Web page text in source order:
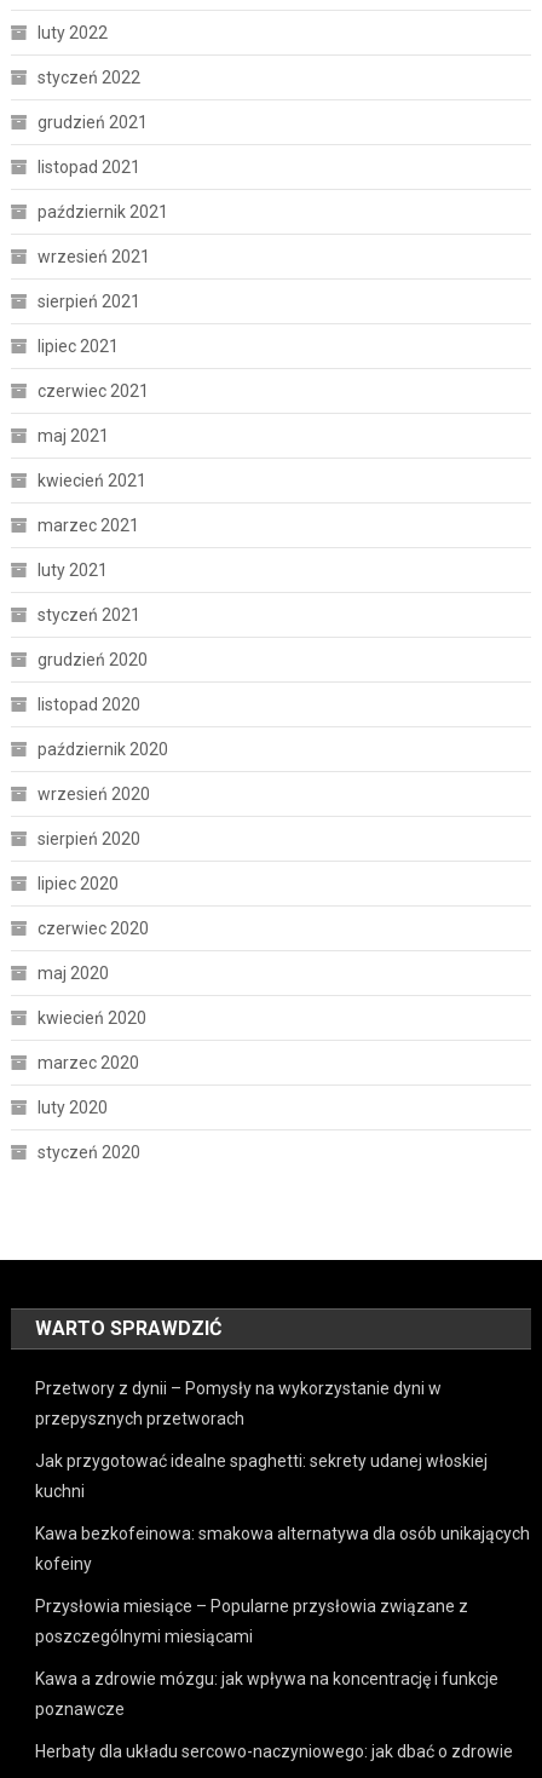
luty 2022
styczeń 2022
grudzień 2021
listopad 2021
październik 2021
wrzesień 2021
sierpień 2021
lipiec 2021
czerwiec 2021
maj 2021
kwiecień 2021
marzec 2021
luty 2021
styczeń 2021
grudzień 2020
listopad 2020
październik 2020
wrzesień 2020
sierpień 2020
lipiec 2020
czerwiec 2020
maj 2020
kwiecień 2020
marzec 2020
luty 2020
styczeń 2020
WARTO SPRAWDZIĆ
Przetwory z dynii – Pomysły na wykorzystanie dyni w
przepysznych przetworach
Jak przygotować idealne spaghetti: sekrety udanej włoskiej
kuchni
Kawa bezkofeinowa: smakowa alternatywa dla osób unikających
kofeiny
Przysłowia miesiące – Popularne przysłowia związane z
poszczególnymi miesiącami
Kawa a zdrowie mózgu: jak wpływa na koncentrację i funkcje
poznawcze
Herbaty dla układu sercowo-naczyniowego: jak dbać o zdrowie